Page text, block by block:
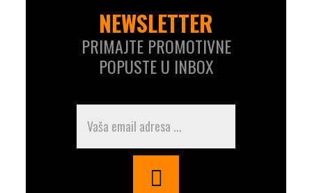
NEWSLETTER
PRIMAJTE PROMOTIVNE
POPUSTE U INBOX